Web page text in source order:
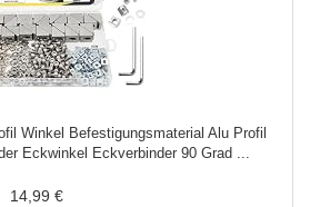
Winkel Befestigungsmaterial Alu Profil
Eckwinkel Eckverbinder 90 Grad ...
14,99 €